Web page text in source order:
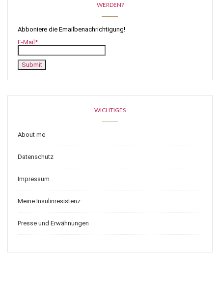
WERDEN?
Abboniere die Emailbenachrichtigung!
E-Mail*
WICHTIGES
About me
Datenschutz
Impressum
Meine Insulinresistenz
Presse und Erwähnungen